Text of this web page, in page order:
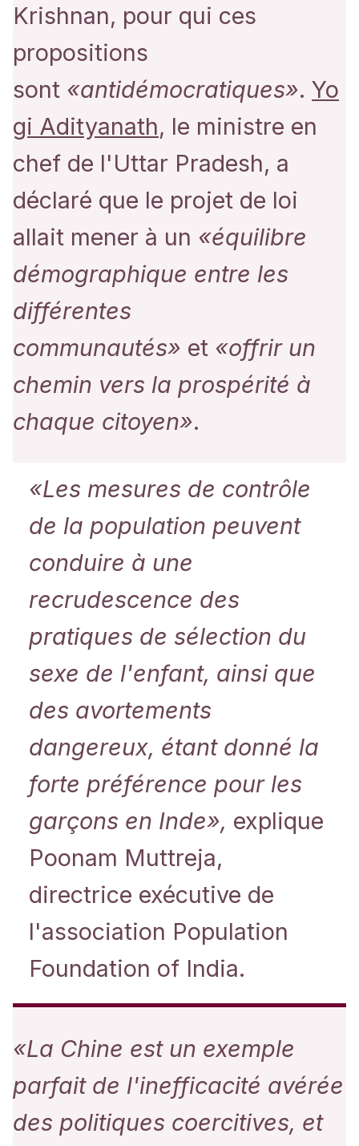
Krishnan, pour qui ces
propositions
sont «antidémocratiques». Yo
gi Adityanath, le ministre en
chef de l'Uttar Pradesh, a
déclaré que le projet de loi
allait mener à un «équilibre
démographique entre les
différentes
communautés» et «offrir un
chemin vers la prospérité à
chaque citoyen».
«Les mesures de contrôle
de la population peuvent
conduire à une
recrudescence des
pratiques de sélection du
sexe de l'enfant, ainsi que
des avortements
dangereux, étant donné la
forte préférence pour les
garçons en Inde», explique
Poonam Muttreja,
directrice exécutive de
l'association Population
Foundation of India.
«La Chine est un exemple
parfait de l'inefficacité avérée
des politiques coercitives, et